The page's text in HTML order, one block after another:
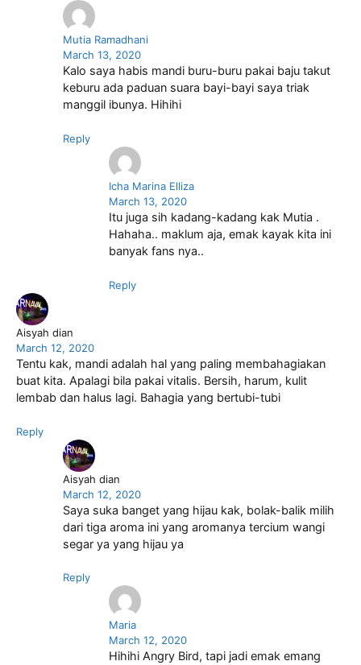
Mutia Ramadhani
March 13, 2020
Kalo saya habis mandi buru-buru pakai baju takut
keburu ada paduan suara bayi-bayi saya triak
manggil ibunya. Hihihi
Reply
Icha Marina Elliza
March 13, 2020
Itu juga sih kadang-kadang kak Mutia .
Hahaha.. maklum aja, emak kayak kita ini
banyak fans nya..
Reply
Aisyah dian
March 12, 2020
Tentu kak, mandi adalah hal yang paling membahagiakan
buat kita. Apalagi bila pakai vitalis. Bersih, harum, kulit
lembab dan halus lagi. Bahagia yang bertubi-tubi
Reply
Aisyah dian
March 12, 2020
Saya suka banget yang hijau kak, bolak-balik milih
dari tiga aroma ini yang aromanya tercium wangi
segar ya yang hijau ya
Reply
Maria
March 12, 2020
Hihihi Angry Bird, tapi jadi emak emang